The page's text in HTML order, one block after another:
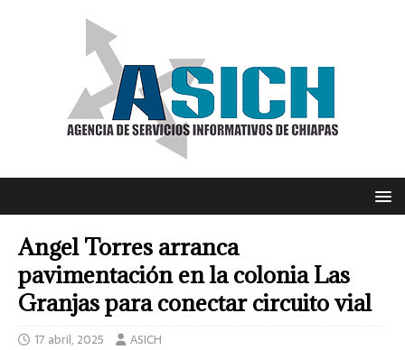
Angel Torres arranca
pavimentación en la colonia Las
Granjas para conectar circuito vial
17 abril, 2025 ASICH